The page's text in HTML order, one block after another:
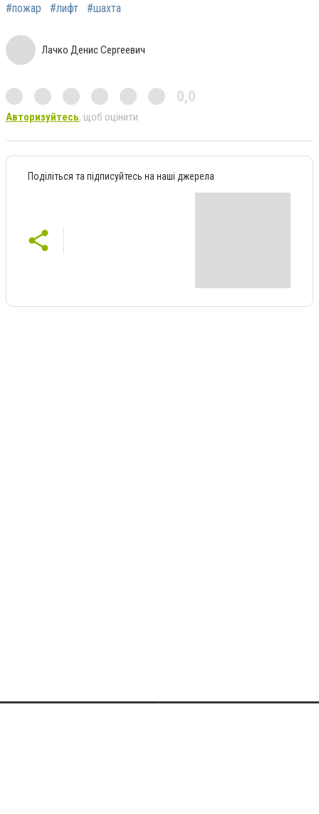
#пожар #лифт #шахта
Лачко Денис Сергеевич
0,0
Авторизуйтесь, щоб оцінити
Поділіться та підписуйтесь на наші джерела